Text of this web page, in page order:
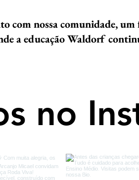
com nossa comunidade,
a educação Waldorf
no